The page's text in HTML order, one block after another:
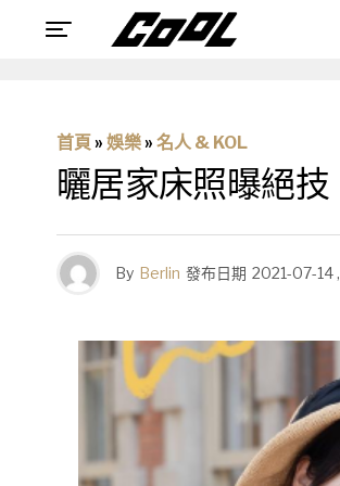
首頁 » 娛樂 » 名人 & KOL
曬居家床照曝絕
By Berlin 發布日期 2021-07-14,